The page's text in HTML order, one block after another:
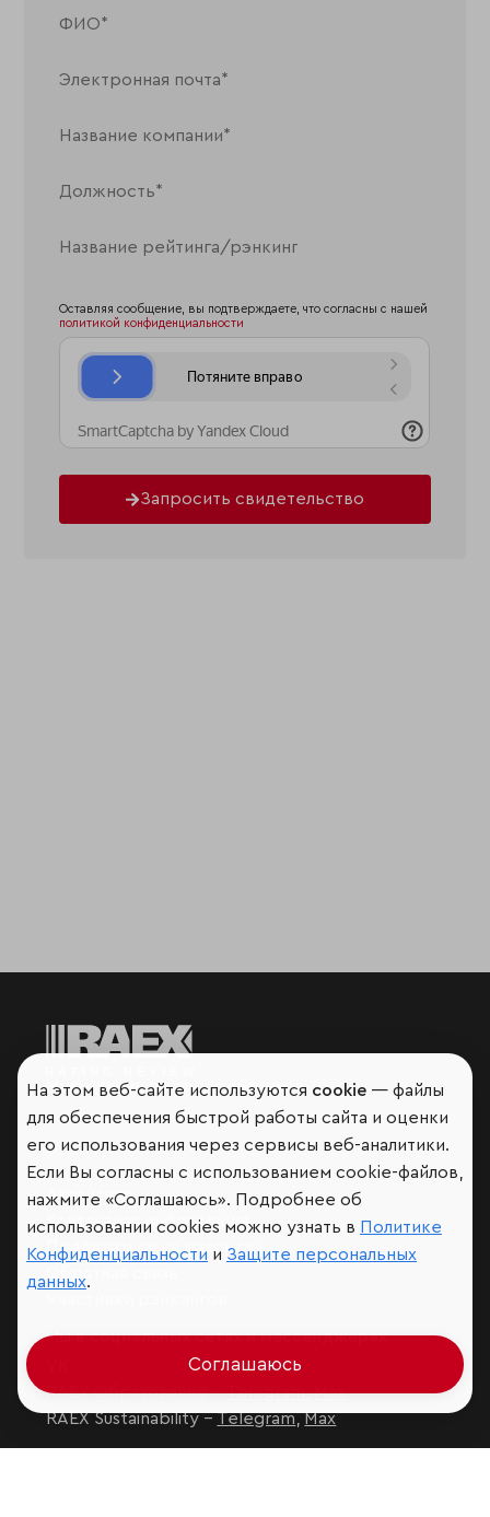
Оставляя сообщение, вы подтверждаете, что согласны с нашей
политикой конфиденциальности
Запросить свидетельство
Мир сквозь призму рейтингов
Аналитика
Контактная информация
Подписаться на рассылку
Мы в социальных сетях и мессенджерах
RAEX Образование –Telegram,Max
RAEX Sustainability –Telegram,Max
На этом веб-сайте используются cookie — файлы
для обеспечения быстрой работы сайта и оценки
его использования через сервисы веб-аналитики.
Если Вы согласны с использованием cookie-файлов,
нажмите «Соглашаюсь». Подробнее об
использовании cookies можно узнать в Политике
Конфиденциальности и Защите персональных
данных.
Соглашаюсь